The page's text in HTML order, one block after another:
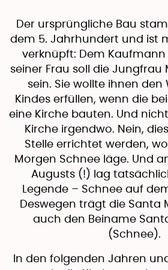
Der ursprüngliche Bau
dem 5. Jahrhundert und ist
verknüpft: Dem
seiner Frau soll die Jungfrau
sein. Sie wollte ihnen den
Kindes erfüllen, wenn die
eine Kirche bauten. Und
Kirche irgendwo. Nein,
Stelle errichtet werden,
Morgen Schnee läge. Und
Augusts (!) lag
Legende – Schnee auf
Deswegen trägt die Santa
auch den Beiname
(Schnee).
In den folgenden Jahren